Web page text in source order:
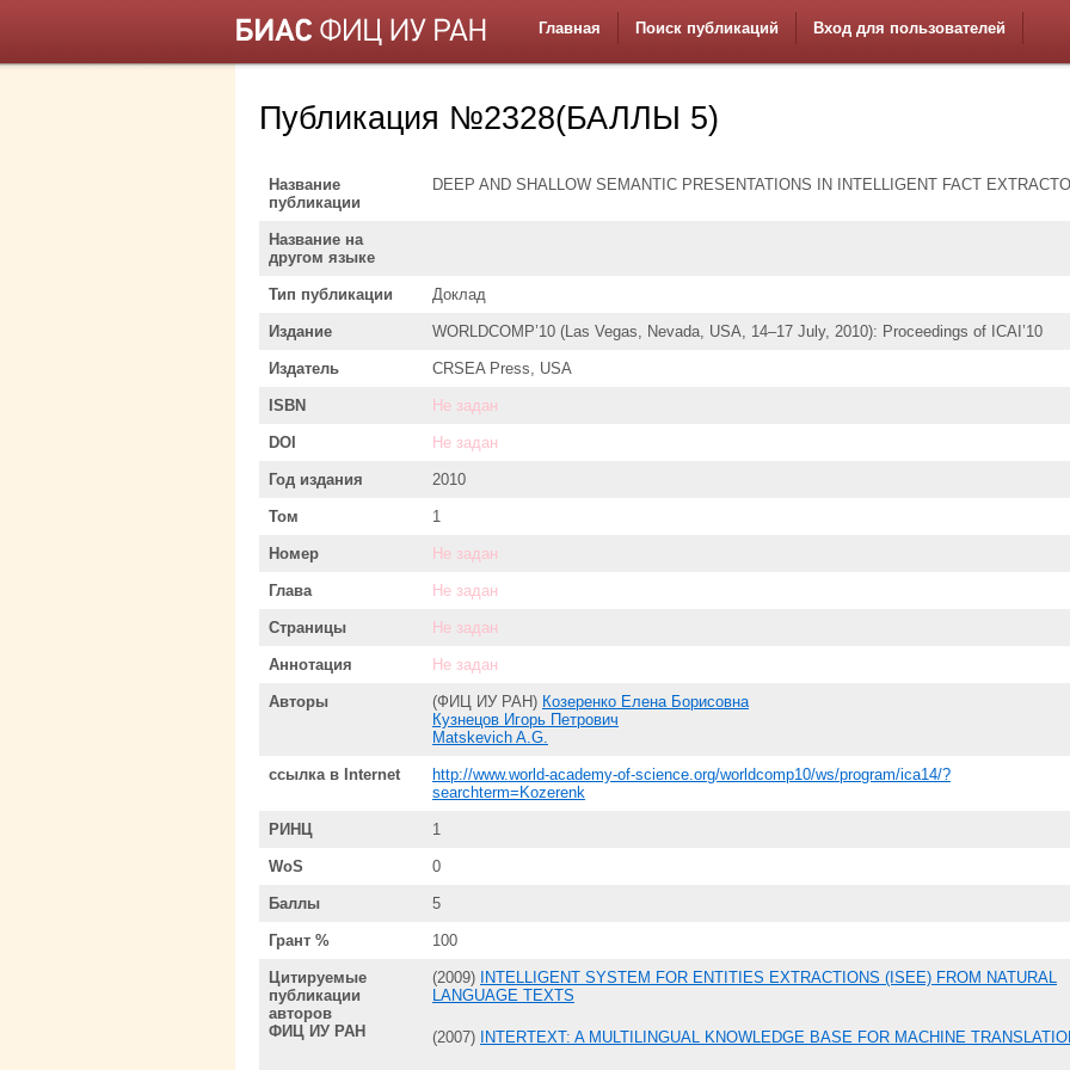
Главная Поиск публикаций Вход для пользователей
Публикация №2328(БАЛЛЫ 5)
Название
публикации
DEEP AND SHALLOW SEMANTIC PRESENTATIONS IN INTELLIGENT FACT
Название на
другом языке
Тип публикации Доклад
Издание WORLDCOMP’10 (Las Vegas, Nevada, USA, 14–17 July, 2010): Proceedings of ICAI’10
Издатель CRSEA Press, USA
ISBN Не задан
DOI Не задан
Год издания 2010
Том 1
Номер Не задан
Глава Не задан
Страницы Не задан
Аннотация Не задан
Авторы (ФИЦ ИУ РАН) Козеренко Елена Борисовна
Кузнецов Игорь Петрович
Matskevich A.G.
ссылка в Internet
http://www.world-academy-of-science.org/worldcomp10/ws/program/ica14/?
searchterm=Kozerenk
РИНЦ 1
WoS 0
Баллы 5
Грант % 100
Цитируемые
публикации
авторов
ФИЦ ИУ РАН
(2009)
INTELLIGENT SYSTEM FOR ENTITIES EXTRACTIONS (ISEE) FROM NATURAL
LANGUAGE TEXTS
(2007) INTERTEXT: A MULTILINGUAL KNOWLEDGE BASE FOR MACHINE